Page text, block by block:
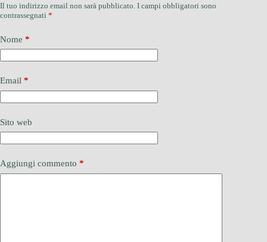
Il tuo indirizzo email non sarà pubblicato. I campi obbligatori sono
contrassegnati *
Nome *
Email *
Sito web
Aggiungi commento *